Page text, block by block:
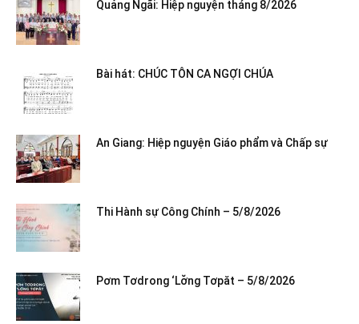
Quảng Ngãi: Hiệp nguyện tháng 8/2026
Bài hát: CHÚC TÔN CA NGỢI CHÚA
An Giang: Hiệp nguyện Giáo phẩm và Chấp sự
Thi Hành sự Công Chính – 5/8/2026
Pơm Tơdrong ‘Lơ̆ng Tơpăt – 5/8/2026